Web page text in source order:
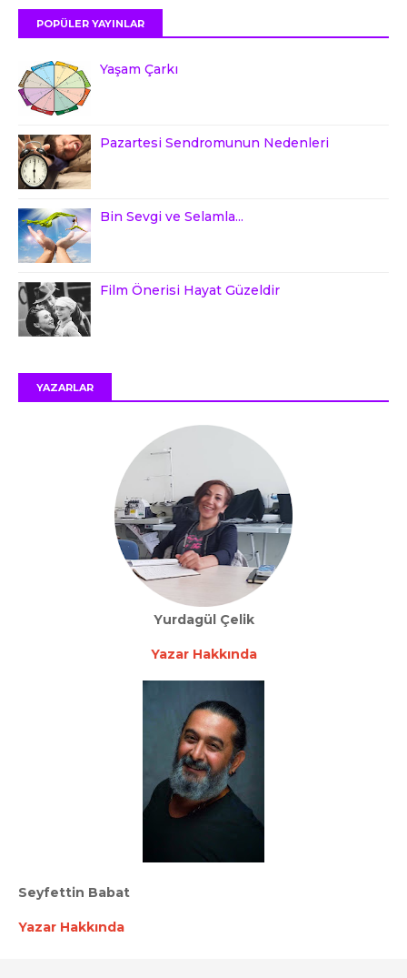
POPÜLER YAYINLAR
Yaşam Çarkı
Pazartesi Sendromunun Nedenleri
Bin Sevgi ve Selamla...
Film Önerisi Hayat Güzeldir
YAZARLAR
Yurdagül Çelik
Yazar Hakkında
Seyfettin Babat
Yazar Hakkında